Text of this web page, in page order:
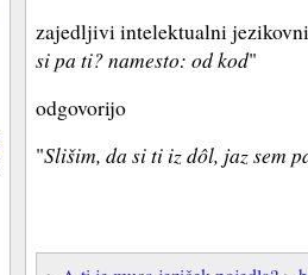
zajedljivi intelektualni
si pa ti? namesto: od kod"
odgovorijo
"Slišim, da si ti iz dôl, jaz sem